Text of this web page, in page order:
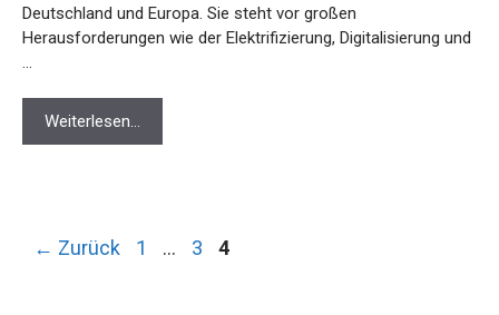
Deutschland und Europa. Sie steht vor großen
Herausforderungen wie der Elektrifizierung, Digitalisierung und
Weiterlesen…
← Zurück Seite
1 … Seite
3 Seite
4